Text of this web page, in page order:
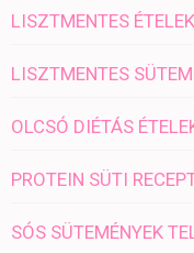
LISZTMENTES ÉTELEK
LISZTMENTES
OLCSÓ DIÉTÁS
PROTEIN SÜTI
SÓS SÜTEMÉNYEK